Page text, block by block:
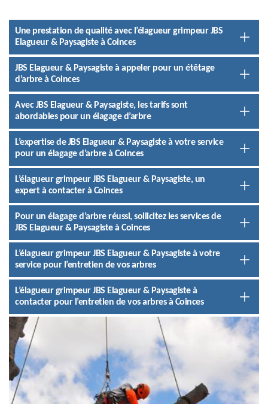
Une prestation de qualité avec l’élagueur grimpeur JBS
Elagueur & Paysagiste à Coinces
JBS Elagueur & Paysagiste à appeler pour un étêtage
d’arbre à Coinces
Avec JBS Elagueur & Paysagiste, les tarifs sont
abordables pour un élagage d’arbre
L’expertise de JBS Elagueur & Paysagiste à votre service
pour un élagage d’arbre à Coinces
L’élagueur grimpeur JBS Elagueur & Paysagiste, un
expert à contacter à Coinces
Pour un élagage d’arbre réussi, sollicitez les services de
JBS Elagueur & Paysagiste à Coinces
L’élagueur grimpeur JBS Elagueur & Paysagiste à votre
service pour l’entretien de vos arbres
L’élagueur grimpeur JBS Elagueur & Paysagiste à
contacter pour l’entretien de vos arbres à Coinces